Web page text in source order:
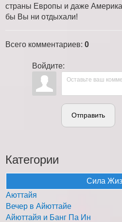
страны Европы и даже Америка
бы Вы ни отдыхали!
Всего комментариев: 0
Войдите:
Отправить
Категории
Сила
Аюттайя
Вечер в Айюттайе
Айюттайя и Банг Па Ин